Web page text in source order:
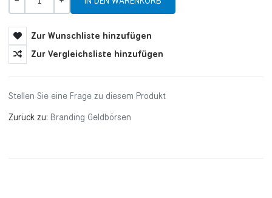
Zur Wunschliste hinzufügen
Zur Vergleichsliste hinzufügen
Stellen Sie eine Frage zu diesem Produkt
Zurück zu: Branding Geldbörsen